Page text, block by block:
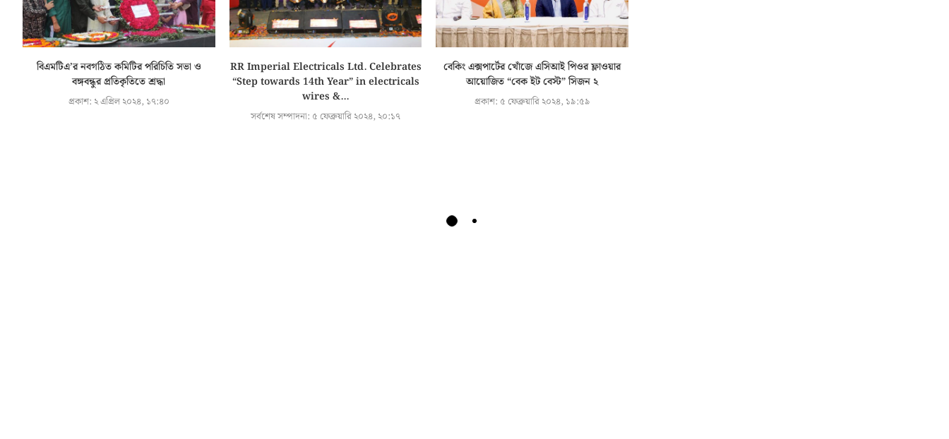
বিএমটিএ’র নবগঠিত কমিটির পরিচিতি সভা ও
বঙ্গবন্ধুর প্রতিকৃতিতে শ্রদ্ধা
প্রকাশ: ২ এপ্রিল ২০২৪, ১৭:৪০
RR Imperial Electricals Ltd. Celebrates
“Step towards 14th Year” in electricals
wires &...
সর্বশেষ সম্পাদনা: ৫ ফেব্রুয়ারি ২০২৪, ২০:১৭
বেকিং এক্সপার্টের খোঁজে এসিআই পিওর ফ্লাওয়ার
আয়োজিত “বেক ইট বেস্ট” সিজন ২
প্রকাশ: ৫ ফেব্রুয়ারি ২০২৪, ১৯:৫৯